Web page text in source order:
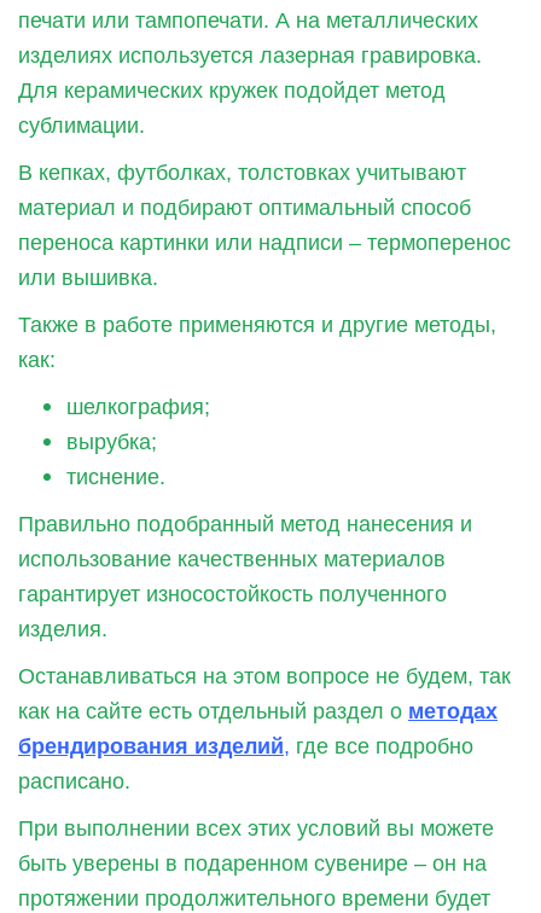
печати или тампопечати. А на металлических
изделиях используется лазерная гравировка.
Для керамических кружек подойдет метод
сублимации.
В кепках, футболках, толстовках учитывают
материал и подбирают оптимальный способ
переноса картинки или надписи – термоперенос
или вышивка.
Также в работе применяются и другие методы,
как:
шелкография;
вырубка;
тиснение.
Правильно подобранный метод нанесения и
использование качественных материалов
гарантирует износостойкость полученного
изделия.
Останавливаться на этом вопросе не будем, так
как на сайте есть отдельный раздел о методах
брендирования изделий, где все подробно
расписано.
При выполнении всех этих условий вы можете
быть уверены в подаренном сувенире – он на
протяжении продолжительного времени будет